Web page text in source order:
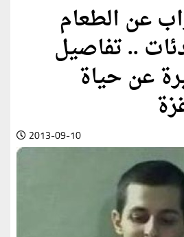
عن الطعام
.. تفاصيل
عن حياة
2013-09-10